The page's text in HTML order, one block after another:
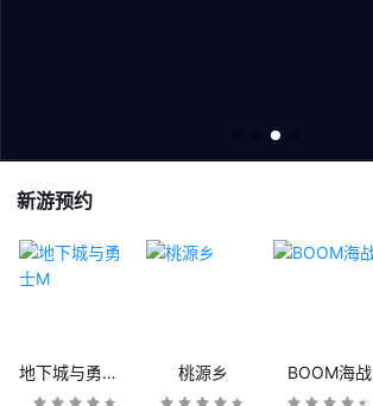
新游预约
地下城与勇士M 桃源乡 BOOM海战